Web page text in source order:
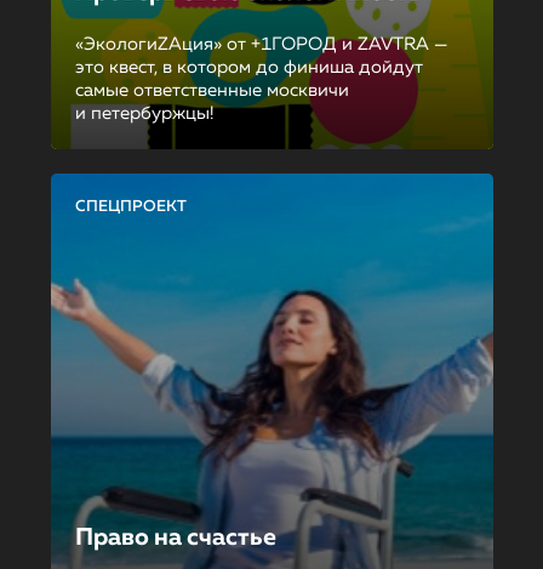
«ЭкологиZAция» от +1ГОРОД и ZAVTRA —
это квест, в котором до финиша дойдут
самые ответственные москвичи
и петербуржцы!
СПЕЦПРОЕКТ
Право на счастье